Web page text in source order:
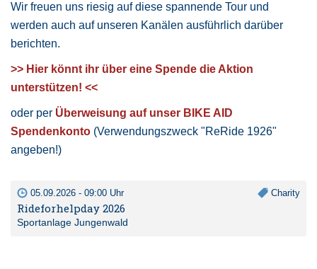
Wir freuen uns riesig auf diese spannende Tour und
werden auch auf unseren Kanälen ausführlich darüber
berichten.
>> Hier könnt ihr über eine Spende die Aktion
unterstützen! <<
oder per Überweisung auf unser BIKE AID
Spendenkonto (Verwendungszweck "ReRide 1926"
angeben!)
05.09.2026 - 09:00 Uhr Charity
Rideforhelpday 2026
Sportanlage Jungenwald